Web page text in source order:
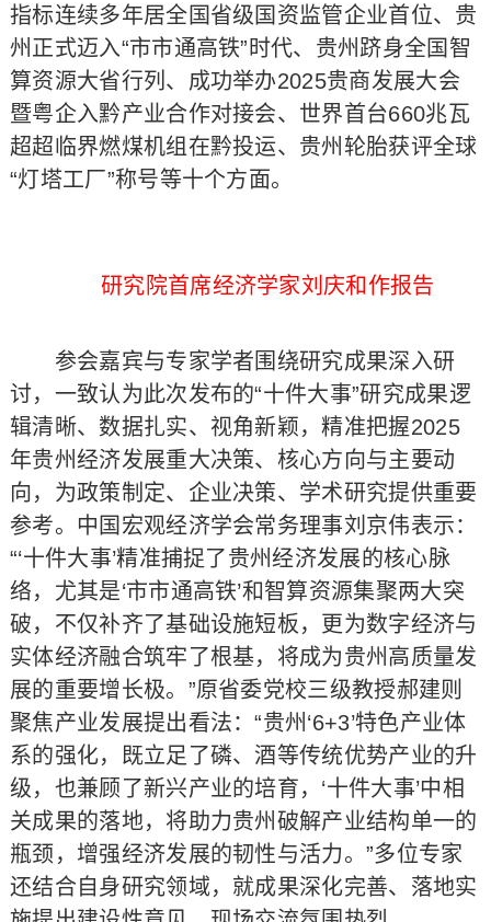
指标连续多年居全国省级国资监管企业首位、贵
州正式迈入“市市通高铁”时代、贵州跻身全国智
算资源大省行列、成功举办2025贵商发展大会
暨粤企入黔产业合作对接会、世界首台660兆瓦
超超临界燃煤机组在黔投运、贵州轮胎获评全球
“灯塔工厂”称号等十个方面。
研究院首席经济学家刘庆和作报告
参会嘉宾与专家学者围绕研究成果深入研
讨，一致认为此次发布的“十件大事”研究成果逻
辑清晰、数据扎实、视角新颖，精准把握2025
年贵州经济发展重大决策、核心方向与主要动
向，为政策制定、企业决策、学术研究提供重要
参考。中国宏观经济学会常务理事刘京伟表示：
“‘十件大事’精准捕捉了贵州经济发展的核心脉
络，尤其是‘市市通高铁’和智算资源集聚两大突
破，不仅补齐了基础设施短板，更为数字经济与
实体经济融合筑牢了根基，将成为贵州高质量发
展的重要增长极。”原省委党校三级教授郝建则
聚焦产业发展提出看法：“贵州‘6+3’特色产业体
系的强化，既立足了磷、酒等传统优势产业的升
级，也兼顾了新兴产业的培育，‘十件大事’中相
关成果的落地，将助力贵州破解产业结构单一的
瓶颈，增强经济发展的韧性与活力。”多位专家
还结合自身研究领域，就成果深化完善、落地实